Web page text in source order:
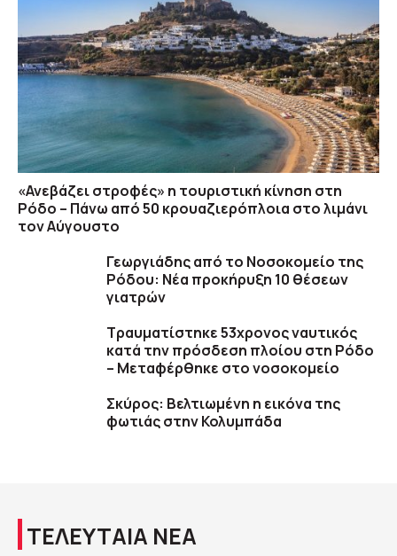
«Ανεβάζει στροφές» η τουριστική κίνηση στη
Ρόδο – Πάνω από 50 κρουαζιερόπλοια στο λιμάνι
τον Αύγουστο
Γεωργιάδης από το Νοσοκομείο της
Ρόδου: Νέα προκήρυξη 10 θέσεων
γιατρών
Τραυματίστηκε 53χρονος ναυτικός
κατά την πρόσδεση πλοίου στη Ρόδο
– Μεταφέρθηκε στο νοσοκομείο
Σκύρος: Βελτιωμένη η εικόνα της
φωτιάς στην Κολυμπάδα
ΤΕΛΕΥΤΑΙΑ ΝΕΑ